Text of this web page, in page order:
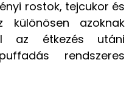
rostok, tejcukor és
különösen azoknak
az étkezés utáni
rendszeres